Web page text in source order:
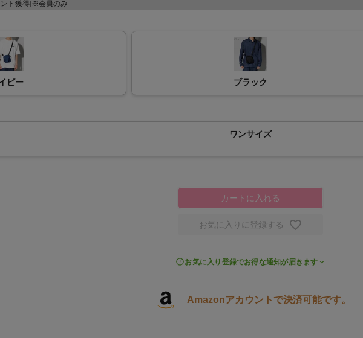
オン On
ト獲得]※会員のみ
ビー ブラック
ワンサイズ
カートに入れる
お気に入りに登録する
お気に入り登録でお得な通知が届きます
Amazonアカウントで決済可能です。